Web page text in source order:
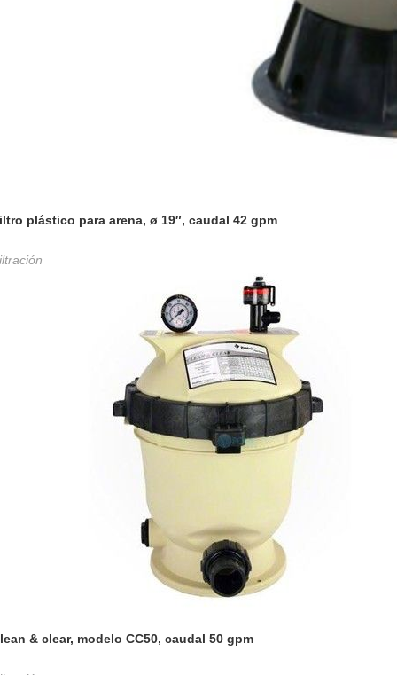
plástico para arena, ø 19″, caudal 42 gpm
& clear, modelo CC50, caudal 50 gpm